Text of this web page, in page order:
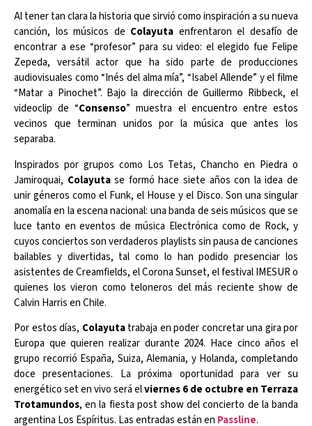
Al tener tan clara la historia que sirvió como inspiración a su nueva
canción, los músicos de Colayuta enfrentaron el desafío de
encontrar a ese “profesor” para su video: el elegido fue Felipe
Zepeda, versátil actor que ha sido parte de producciones
audiovisuales como “Inés del alma mía”, “Isabel Allende” y el filme
“Matar a Pinochet”. Bajo la dirección de Guillermo Ribbeck, el
videoclip de “Consenso” muestra el encuentro entre estos
vecinos que terminan unidos por la música que antes los
separaba.
Inspirados por grupos como Los Tetas, Chancho en Piedra o
Jamiroquai, Colayutase formó hace siete años con la idea de
unir géneros como el Funk, el House y el Disco. Son una singular
anomalía en la escena nacional: una banda de seis músicos que se
luce tanto en eventos de música Electrónica como de Rock, y
cuyos conciertos son verdaderos playlists sin pausa de canciones
bailables y divertidas, tal como lo han podido presenciar los
asistentes de Creamfields, el Corona Sunset, el festival IMESUR o
quienes los vieron como teloneros del más reciente show de
Calvin Harris en Chile.
Por estos días, Colayutatrabaja en poder concretar una gira por
Europa que quieren realizar durante 2024. Hace cinco años el
grupo recorrió España, Suiza, Alemania, y Holanda, completando
doce presentaciones. La próxima oportunidad para ver su
energético set en vivo será elviernes 6 de octubre en Terraza
Trotamundos, en la fiesta post show del concierto de la banda
argentina Los Espíritus. Las entradas están en Passline.